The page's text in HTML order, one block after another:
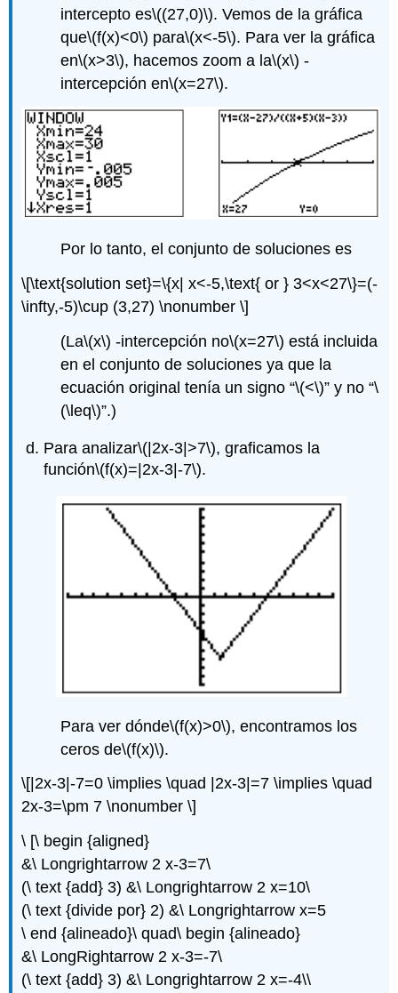
intercepto es\((27,0)\). Vemos de la gráfica
que\(f(x)<0\) para\(x<-5\). Para ver la gráfica
en\(x>3\), hacemos zoom a la\(x\) -
intercepción en\(x=27\).
Por lo tanto, el conjunto de soluciones es
\[\text{solution set}=\{x| x<-5,\text{ or } 3<x<27\}=(-
\infty,-5)\cup (3,27) \nonumber \]
(La\(x\) -intercepción no\(x=27\) está incluida
en el conjunto de soluciones ya que la
ecuación original tenía un signo “\(<\)” y no “\
(\leq\)”.)
Para analizar\(|2x-3|>7\), graficamos la
función\(f(x)=|2x-3|-7\).
Para ver dónde\(f(x)>0\), encontramos los
ceros de\(f(x)\).
\[|2x-3|-7=0 \implies \quad |2x-3|=7 \implies \quad
2x-3=\pm 7 \nonumber \]
\ [\ begin {aligned}
&\ Longrightarrow 2 x-3=7\
(\ text {add} 3) &\ Longrightarrow 2 x=10\
(\ text {divide por} 2) &\ Longrightarrow x=5
\ end {alineado}\ quad\ begin {alineado}
&\ LongRightarrow 2 x-3=-7\
(\ text {add} 3) &\ Longrightarrow 2 x=-4\\